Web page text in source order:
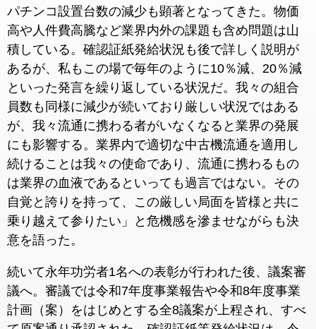
パチンコ設置台数の減少も顕著となってきた。物価
高や人件費高騰など業界内外の課題も含め問題は山
積している。確認証紙発給状況も後で詳しく説明が
あるが、私もこの場で毎年のように10％減、20％減
といった発言を繰り返している状況だ。我々の組合
員数も同様に減少が続いており厳しい状況ではある
が、我々流通に携わる者がいなくなると業界の発展
にも影響する。業界内で適切な中古機流通を適用し
続けることは我々の使命であり、流通に携わるもの
は業界の血液であるといっても過言ではない。その
自覚と誇りを持って、この厳しい局面を皆様と共に
乗り越えて参りたい」と危機感を滲ませながらも決
意を語った。
続いて永年功労者1名への表彰が行われた後、議案審
議へ。審議では令和7年度事業報告や令和8年度事業
計画（案）をはじめとする全8議案が上程され、すべ